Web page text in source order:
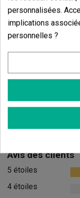
17,00 € -20%
Avis des clients
5 étoiles
4 étoiles
personnalisées.
implications
personnelles ?